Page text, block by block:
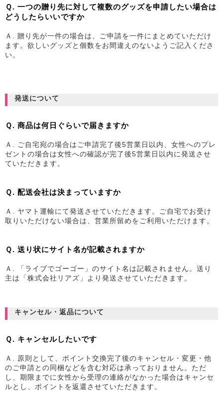
Ｑ. 一つの贈り先に対して複数のグッズを申請したい場合は
どうしたらいいですか
Ａ. 贈り先が一件の場合は、ご申請を一件にまとめていただけ
ます。欲しいグッズと個数をお間違えのないようご記入くださ
い。
発送について
Ｑ. 商品は何日ぐらいで届きますか
Ａ. ご自宅宛の場合はご申請完了後5営業日以内、女性へのプレ
ゼントの場合は女性への確認が完了後5営業日以内に発送させ
ていただきます。
Ｑ. 配送会社は決まっていますか
Ａ. ヤマト運輸にて発送させていただきます。ご自宅でお受け
取りいただけない場合は、営業所留めをご利用いただけます。
Ｑ. 送り状にサイト名が記載されますか
Ａ. 「ライブでゴーゴー」のサイト名は記載されません。送り
主は「株式会社リアズ」より発送させていただきます。
キャンセル・返品について
Ｑ. キャンセルしたいです
Ａ. 原則として、ポイント交換完了後のキャンセル・変更・他
のご申請との同梱などを含む対応は承っておりません。ただ
し、期限までに女性から受理の連絡がなかった場合はキャンセ
ルとし、ポイントを返還させていただきます。